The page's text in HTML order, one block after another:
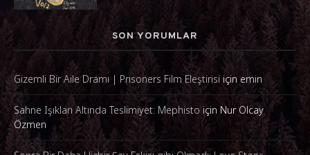
SON YORUMLAR
Gizemli Bir Aile Dramı | Prisoners Film Eleştirisi için emin
Sahne Işıkları Altında Teslimiyet: Mephisto için Nur Olcay
Özmen